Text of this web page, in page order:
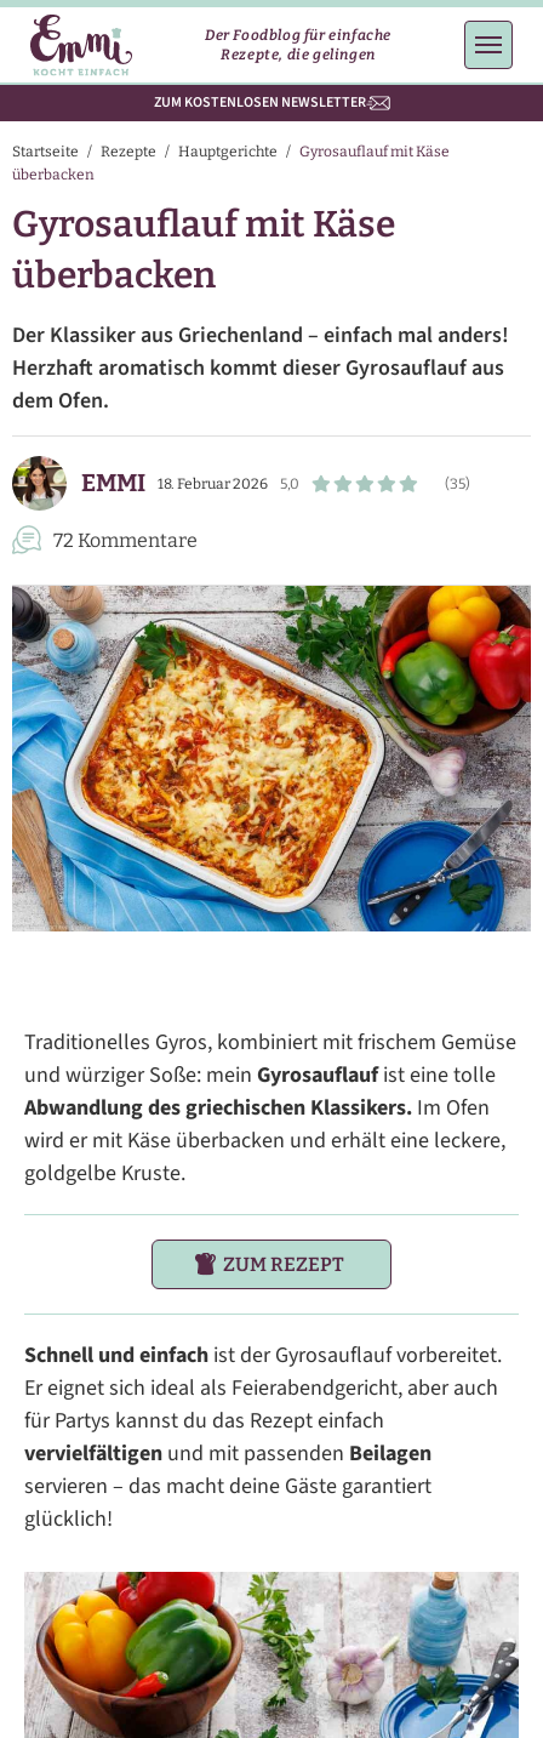
Der Foodblog für einfache
Rezepte, die gelingen
ZUM KOSTENLOSEN NEWSLETTER
Startseite / Rezepte / Hauptgerichte / Gyrosauflauf mit Käse
überbacken
Gyrosauflauf mit Käse
überbacken
Der Klassiker aus Griechenland – einfach mal anders!
Herzhaft aromatisch kommt dieser Gyrosauflauf aus
dem Ofen.
EMMI 18. Februar 2026 5,0 (35)
72 Kommentare
Traditionelles Gyros, kombiniert mit frischem Gemüse
und würziger Soße: mein Gyrosauflaufist eine tolle
Abwandlung des griechischen Klassikers. Im Ofen
wird er mit Käse überbacken und erhält eine leckere,
goldgelbe Kruste.
ZUM REZEPT
Schnell und einfach ist der Gyrosauflauf vorbereitet.
Er eignet sich ideal als Feierabendgericht, aber auch
für Partys kannst du das Rezept einfach
vervielfältigen und mit passenden Beilagen
servieren – das macht deine Gäste garantiert
glücklich!